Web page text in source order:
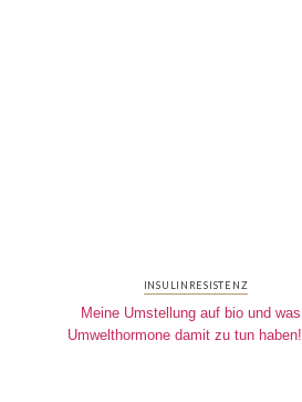
INSULINRESISTENZ
Meine Umstellung auf bio und was
Umwelthormone damit zu tun haben!